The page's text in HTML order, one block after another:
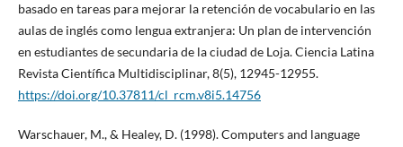
basado en tareas para mejorar la retención de vocabulario en las
aulas de inglés como lengua extranjera: Un plan de intervención
en estudiantes de secundaria de la ciudad de Loja. Ciencia Latina
Revista Científica Multidisciplinar, 8(5), 12945-12955.
https://doi.org/10.37811/cl_rcm.v8i5.14756
Warschauer, M., & Healey, D. (1998). Computers and language